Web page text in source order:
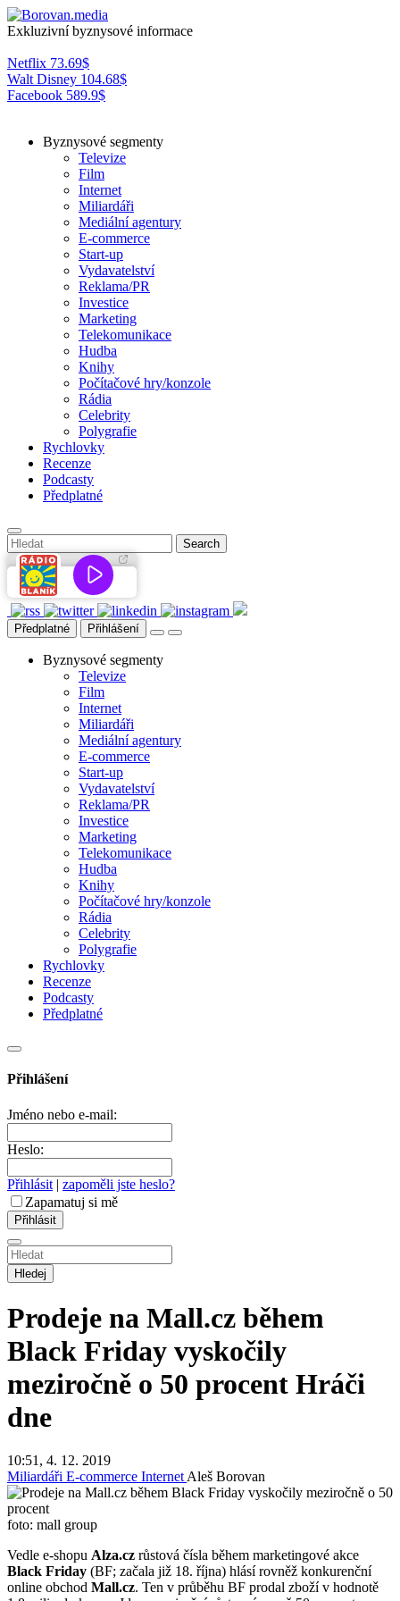
Exkluzivní byznysové informace
Netflix 73.69$
Walt Disney 104.68$
Facebook 589.9$
Byznysové segmenty
Televize
Film
Internet
Miliardáři
Mediální agentury
E-commerce
Start-up
Vydavatelství
Reklama/PR
Investice
Marketing
Telekomunikace
Hudba
Knihy
Počítačové hry/konzole
Rádia
Celebrity
Polygrafie
Rychlovky
Recenze
Podcasty
Předplatné
Předplatné Přihlášení
Byznysové segmenty
Televize
Film
Internet
Miliardáři
Mediální agentury
E-commerce
Start-up
Vydavatelství
Reklama/PR
Investice
Marketing
Telekomunikace
Hudba
Knihy
Počítačové hry/konzole
Rádia
Celebrity
Polygrafie
Rychlovky
Recenze
Podcasty
Předplatné
Přihlášení
Jméno nebo e-mail:
Heslo:
Přihlásit | zapoměli jste heslo?
Zapamatuj si mě
Hledej
Prodeje na Mall.cz během
Black Friday vyskočily
meziročně o 50 procent Hráči
dne
10:51, 4. 12. 2019
Miliardáři E-commerce InternetAleš Borovan
foto: mall group
Vedle e-shopu Alza.cz růstová čísla během marketingové akce
Black Friday (BF; začala již 18. října) hlásí rovněž konkurenční
online obchod Mall.cz. Ten v průběhu BF prodal zboží v hodnotě